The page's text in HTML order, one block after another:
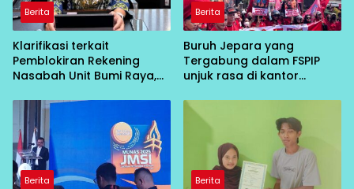
Berita
Klarifikasi terkait
Pemblokiran Rekening
Nasabah Unit Bumi Raya,
Proses Hukum
Berita
Buruh Jepara yang
Tergabung dalam FSPIP
unjuk rasa di kantor
Jepara menuntut di
terbitkan bukti Pencatatan
FSPIP PT Kanindo Makmur
Jaya 2 Jepara
Berita Berita